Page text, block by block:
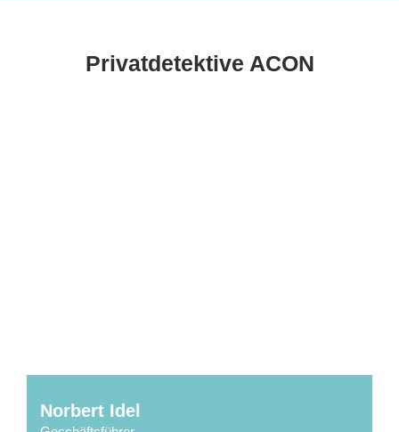
Privatdetektive ACON
Norbert Idel